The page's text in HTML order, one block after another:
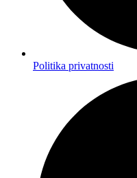
Politika privatnosti